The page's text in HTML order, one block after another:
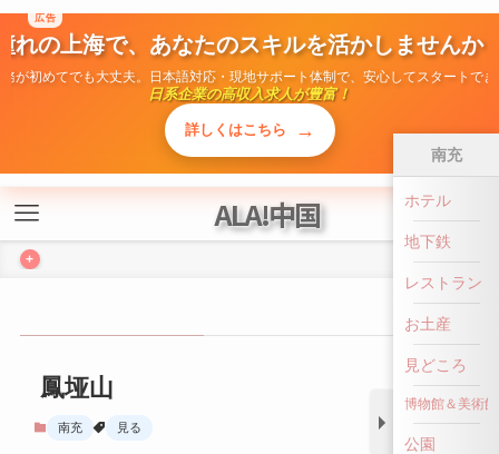
ALA!中国
+
鳳垭山
南充 見る
南充
ホテル
地下鉄
レストラン
お土産
見どころ
博物館＆美術館
公園